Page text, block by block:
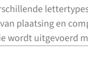
plaatsing en
wordt uitgevoerd